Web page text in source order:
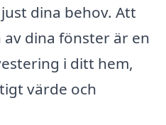
dina behov. Att
dina fönster är en
i ditt hem,
värde och